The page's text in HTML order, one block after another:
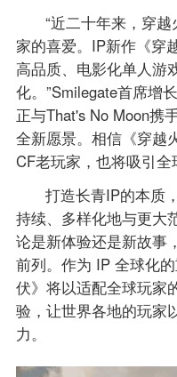
“近二十年来，穿
家的喜爱。IP新作《穿
高品质、电影化单人游
化。”Smilegate首席增
正与That's No Moon携
全新愿景。相信《穿越
CF老玩家，也将吸引全
打造长青IP的本质
持续、多样化地与更大
论是新体验还是新故事
前列。作为 IP 全球化
伏》将以适配全球玩家
验，让世界各地的玩家
力。